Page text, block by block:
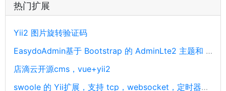
热门扩展
Yii2 图片旋转验证码
EasydoAdmin基于 Bootstrap 的 AdminLte2 主题和 Yii2 框架开发
店滴云开源cms，vue+yii2
swoole 的 Yii扩展，支持 tcp，websocket，定时器，udp